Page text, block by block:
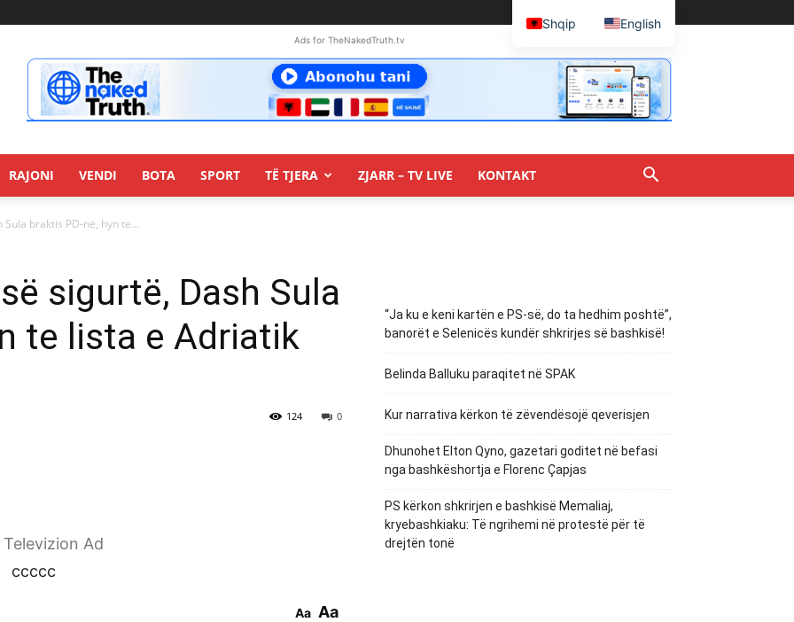
Ads for TheNakedTruth.tv
RAJONI VENDI BOTA SPORT TË TJERA ZJARR – TV LIVE KONTAKT
braktis PD-në, hyn te...
sigurtë, Dash Sula
te lista e Adriatik
0
124
Ad
ccccc
Aa Aa
“Ja ku e keni kartën e PS-së, do ta hedhim poshtë”,
banorët e Selenicës kundër shkrirjes së bashkisë!
Belinda Balluku paraqitet në SPAK
Kur narrativa kërkon të zëvendësojë qeverisjen
Dhunohet Elton Qyno, gazetari goditet në befasi
nga bashkëshortja e Florenc Çapjas
PS kërkon shkrirjen e bashkisë Memaliaj,
kryebashkiaku: Të ngrihemi në protestë për të
drejtën tonë
Shqip English